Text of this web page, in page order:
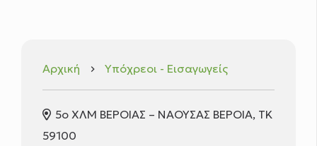
Αρχική keyboard_arrow_right Υπόχρεοι - Εισαγωγείς
5ο ΧΛΜ ΒΕΡΟΙΑΣ – ΝΑΟΥΣΑΣ ΒΕΡΟΙΑ, ΤΚ
59100